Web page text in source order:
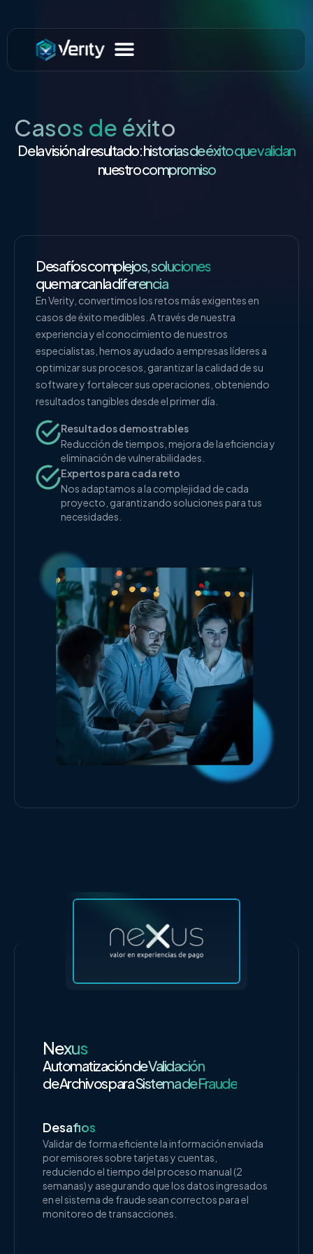
Casos de éxito
De la visión al resultado: historias de éxito que validan
nuestro compromiso
Desafíos complejos, soluciones
que marcan la diferencia
En Verity, convertimos los retos más exigentes en
casos de éxito medibles. A través de nuestra
experiencia y el conocimiento de nuestros
especialistas, hemos ayudado a empresas líderes a
optimizar sus procesos, garantizar la calidad de su
software y fortalecer sus operaciones, obteniendo
resultados tangibles desde el primer día.
Resultados demostrables
Reducción de tiempos, mejora de la eficiencia y
eliminación de vulnerabilidades.
Expertos para cada reto
Nos adaptamos a la complejidad de cada
proyecto, garantizando soluciones para tus
necesidades.
Nexus
Automatización de Validación
de Archivos para Sistema de Fraude
Desafios
Validar de forma eficiente la información enviada
por emisores sobre tarjetas y cuentas,
reduciendo el tiempo del proceso manual (2
semanas) y asegurando que los datos ingresados
en el sistema de fraude sean correctos para el
monitoreo de transacciones.